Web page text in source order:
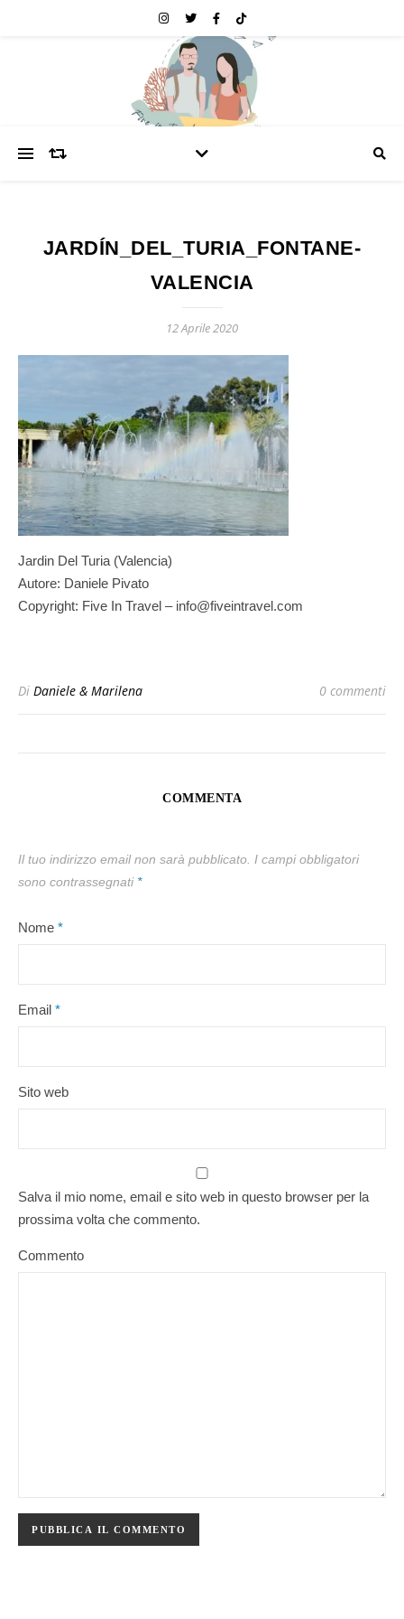
JARDÍN_DEL_TURIA_FONTANE-
VALENCIA
12 Aprile 2020
Jardin Del Turia (Valencia)
Autore: Daniele Pivato
Copyright: Five In Travel – info@fiveintravel.com
Di Daniele & Marilena 0 commenti
COMMENTA
Il tuo indirizzo email non sarà pubblicato. I campi obbligatori
sono contrassegnati *
Nome *
Email *
Sito web
Salva il mio nome, email e sito web in questo browser per la
prossima volta che commento.
Commento